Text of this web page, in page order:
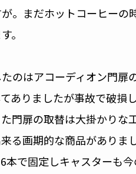
。まだホットコーヒーの
。
のはアコーディオン門扉
ありましたが事故で破損
門扉の取替は大掛かり
る画期的な商品がありま
で固定しキャスターも